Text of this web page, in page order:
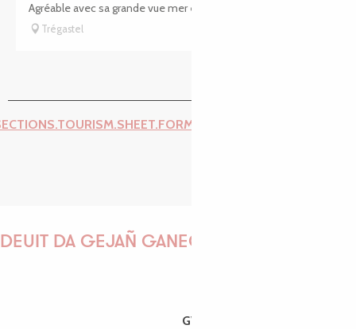
Agréable avec sa grande vue mer exceptionnelle, du séjour...
Trégastel
DEUIT DA GEJAÑ GANEOMP !
GWENAËLLE